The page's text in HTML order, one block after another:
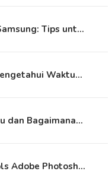
Tips unt…
Waktu…
dan Bagaimana…
Adobe Photosh…